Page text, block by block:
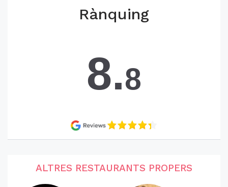
Rànquing
8.8
ALTRES RESTAURANTS PROPERS